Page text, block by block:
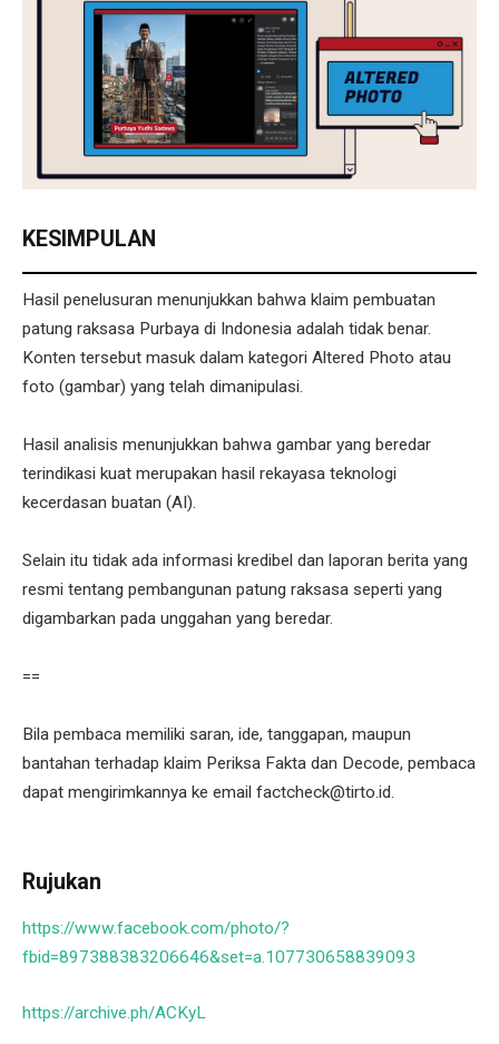
KESIMPULAN
Hasil penelusuran menunjukkan bahwa klaim pembuatan
patung raksasa Purbaya di Indonesia adalah tidak benar.
Konten tersebut masuk dalam kategori Altered Photo atau
foto (gambar) yang telah dimanipulasi.
Hasil analisis menunjukkan bahwa gambar yang beredar
terindikasi kuat merupakan hasil rekayasa teknologi
kecerdasan buatan (AI).
Selain itu tidak ada informasi kredibel dan laporan berita yang
resmi tentang pembangunan patung raksasa seperti yang
digambarkan pada unggahan yang beredar.
==
Bila pembaca memiliki saran, ide, tanggapan, maupun
bantahan terhadap klaim Periksa Fakta dan Decode, pembaca
dapat mengirimkannya ke email factcheck@tirto.id.
Rujukan
https://www.facebook.com/photo/?
fbid=897388383206646&set=a.107730658839093
https://archive.ph/ACKyL